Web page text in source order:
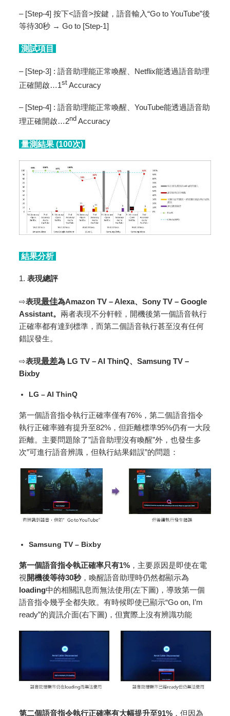
– [Step-4] 按下<語音>按鍵，語音輸入“Go to YouTube”後
等待30秒 → Go to [Step-1]
測試項目
– [Step-3] : 語音助理能正常喚醒、Netflix能透過語音助理
正確開啟…1st Accuracy
– [Step-4] : 語音助理能正常喚醒、YouTube能透過語音助
理正確開啟…2nd Accuracy
量測結果 (100次)
結果分析
1.表現總評
⇨表現最佳為Amazon TV – Alexa、Sony TV – Google
Assistant。 兩者表現不分軒輊，開機後第一個語音執行
正確率都有達到標準，而第二個語音執行甚至沒有任何
錯誤發生。
⇨表現最差為 LG TV – AI ThinQ、Samsung TV –
Bixby
LG – AI ThinQ
第一個語音指令執行正確率僅有76%，第二個語音指令
執行正確率雖有提升至82%，但距離標準95%仍有一大段
距離。主要問題除了”語音助理沒有喚醒”外，也發生多
次”可進行語音辨識，但執行結果錯誤”的問題：
Samsung TV – Bixby
第一個語音指令執正確率只有1% ，主要原因是即使在電
視 開機後等待30秒，喚醒語音助理時仍然都顯示為
loading中的相關訊息而無法使用(左下圖)，導致第一個
語音指令幾乎全都失敗。有時候即使已顯示“Go on, I’m
ready”的資訊介面(右下圖)，但實際上沒有辨識功能
第二個語音指令執行正確率有大幅提升至91% ，但因為